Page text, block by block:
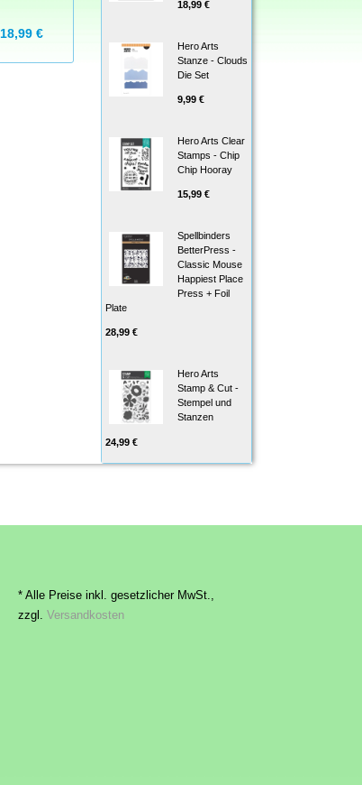
18,99 €
18,99 €
Hero Arts
Stanze - Clouds
Die Set
9,99 €
Hero Arts Clear
Stamps - Chip
Chip Hooray
15,99 €
Spellbinders
BetterPress -
Classic Mouse
Happiest Place
Press + Foil
Plate
28,99 €
Hero Arts
Stamp & Cut -
Stempel und
Stanzen
24,99 €
* Alle Preise inkl. gesetzlicher MwSt.,
zzgl.
Versandkosten